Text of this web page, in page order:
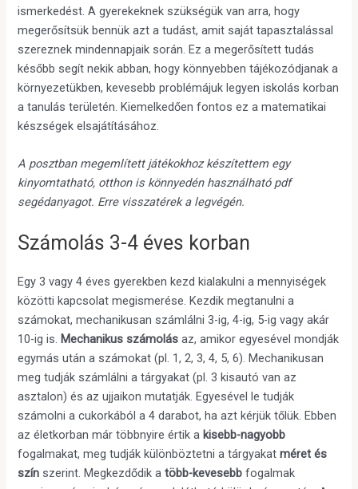
ismerkedést. A gyerekeknek szükségük van arra, hogy
megerősítsük bennük azt a tudást, amit saját tapasztalással
szereznek mindennapjaik során. Ez a megerősített tudás
később segít nekik abban, hogy könnyebben tájékozódjanak a
környezetükben, kevesebb problémájuk legyen iskolás korban
a tanulás területén. Kiemelkedően fontos ez a matematikai
készségek elsajátításához.
A posztban megemlített játékokhoz készítettem egy
kinyomtatható, otthon is könnyedén használható pdf
segédanyagot. Erre visszatérek a legvégén.
Számolás 3-4 éves korban
Egy 3 vagy 4 éves gyerekben kezd kialakulni a mennyiségek
közötti kapcsolat megismerése. Kezdik megtanulni a
számokat, mechanikusan számlálni 3-ig, 4-ig, 5-ig vagy akár
10-ig is. Mechanikus számolás az, amikor egyesével mondják
egymás után a számokat (pl. 1, 2, 3, 4, 5, 6). Mechanikusan
meg tudják számlálni a tárgyakat (pl. 3 kisautó van az
asztalon) és az ujjaikon mutatják. Egyesével le tudják
számolni a cukorkából a 4 darabot, ha azt kérjük tőlük. Ebben
az életkorban már többnyire értik a kisebb-nagyobb
fogalmakat, meg tudják különböztetni a tárgyakatméret és
szín szerint. Megkezdődik atöbb-kevesebb fogalmak